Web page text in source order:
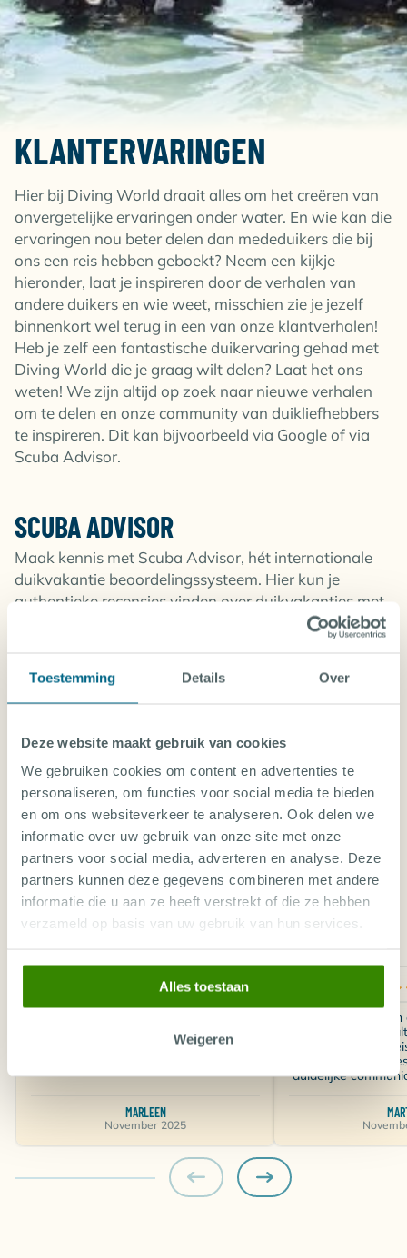
Toestemming Details Over
Deze website maakt gebruik van cookies
We gebruiken cookies om content en advertenties te
personaliseren, om functies voor social media te bieden
en om ons websiteverkeer te analyseren. Ook delen we
informatie over uw gebruik van onze site met onze
partners voor social media, adverteren en analyse. Deze
partners kunnen deze gegevens combineren met andere
informatie die u aan ze heeft verstrekt of die ze hebben
verzameld op basis van uw gebruik van hun services.
Alles toestaan
Weigeren
KLANTERVARINGEN
Hier bij Diving World draait alles om het creëren van
onvergetelijke ervaringen onder water. En wie kan die
ervaringen nou beter delen dan mededuikers die bij
ons een reis hebben geboekt? Neem een kijkje
hieronder, laat je inspireren door de verhalen van
andere duikers en wie weet, misschien zie je jezelf
binnenkort wel terug in een van onze klantverhalen!
Heb je zelf een fantastische duikervaring gehad met
Diving World die je graag wilt delen? Laat het ons
weten! We zijn altijd op zoek naar nieuwe verhalen
om te delen en onze community van duikliefhebbers
te inspireren. Dit kan bijvoorbeeld via Google of via
Scuba Advisor.
SCUBA ADVISOR
Maak kennis met Scuba Advisor, hét internationale
duikvakantie beoordelingssysteem. Hier kun je
authentieke recensies vinden over duikvakanties met
plaatsgevonden hebben. Als je een duikvakantie hebt
thuiskomst individuele uitnodigingen voor jouw
bestemming, waar je een recensie kan achterlaten
duikvakantie helpen mededuikers bij het maken van
de beste keuze en geven veel informatie over diverse
bestemmingen!
LEES DE RECENSIES
LEES HIER EEN GREEP UIT ONZE
REVIEWS
Communicatie via mail loopt altijd vlot.
In 2025 zelfs een reis volledig op maat
MARLEEN
November 2025
Al meerdere
World. Ze helpen
vinden van een
wensen. Altijd
duidelijke